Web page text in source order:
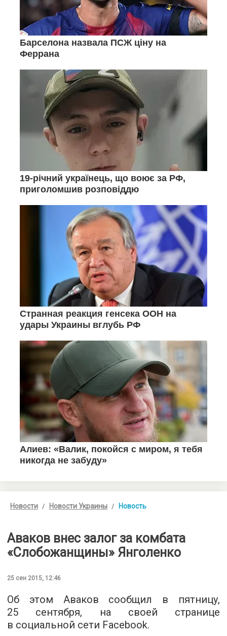
Новости Новости Украины Новость
Аваков внес залог за комбата
«Слобожанщины» Янголенко
25 сен 2015, 12:46
Об этом Аваков сообщил в пятницу,
25 сентября,
на своей странице
в социальной сети Facebook.